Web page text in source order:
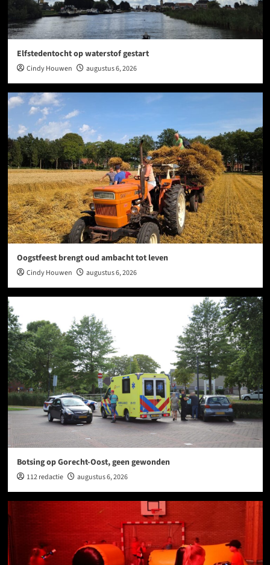
Elfstedentocht op waterstof gestart
Cindy Houwen augustus 6, 2026
Oogstfeest brengt oud ambacht tot leven
Cindy Houwen augustus 6, 2026
Botsing op Gorecht-Oost, geen gewonden
112 redactie augustus 6, 2026